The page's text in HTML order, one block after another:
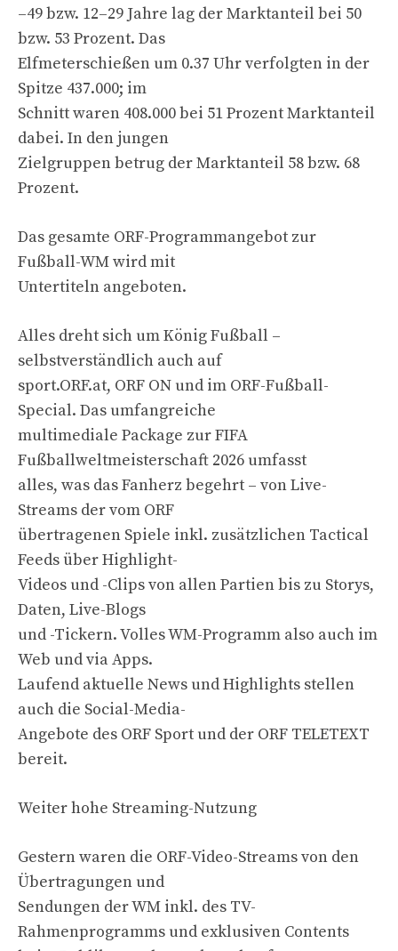
–49 bzw. 12–29 Jahre lag der Marktanteil bei 50
bzw. 53 Prozent. Das
Elfmeterschießen um 0.37 Uhr verfolgten in der
Spitze 437.000; im
Schnitt waren 408.000 bei 51 Prozent Marktanteil
dabei. In den jungen
Zielgruppen betrug der Marktanteil 58 bzw. 68
Prozent.
Das gesamte ORF-Programmangebot zur
Fußball-WM wird mit
Untertiteln angeboten.
Alles dreht sich um König Fußball –
selbstverständlich auch auf
sport.ORF.at, ORF ON und im ORF-Fußball-
Special. Das umfangreiche
multimediale Package zur FIFA
Fußballweltmeisterschaft 2026 umfasst
alles, was das Fanherz begehrt – von Live-
Streams der vom ORF
übertragenen Spiele inkl. zusätzlichen Tactical
Feeds über Highlight-
Videos und -Clips von allen Partien bis zu Storys,
Daten, Live-Blogs
und -Tickern. Volles WM-Programm also auch im
Web und via Apps.
Laufend aktuelle News und Highlights stellen
auch die Social-Media-
Angebote des ORF Sport und der ORF TELETEXT
bereit.
Weiter hohe Streaming-Nutzung
Gestern waren die ORF-Video-Streams von den
Übertragungen und
Sendungen der WM inkl. des TV-
Rahmenprogramms und exklusiven Contents